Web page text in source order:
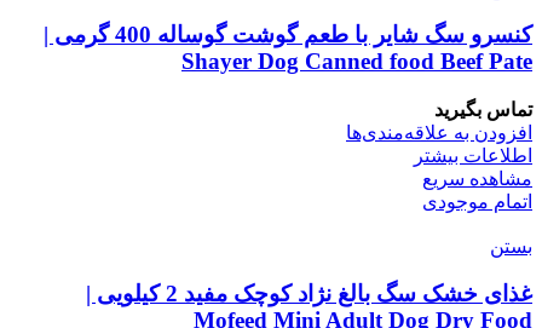
کنسرو سگ شایر با طعم گوشت گوساله 400 گرمی |
Shayer Dog Canned food Beef Pate
تماس بگیرید
افزودن به علاقه‌مندی‌ها
اطلاعات بیشتر
مشاهده سریع
اتمام موجودی
بستن
غذای خشک سگ بالغ نژاد کوچک مفید 2 کیلویی |
Mofeed Mini Adult Dog Dry Food